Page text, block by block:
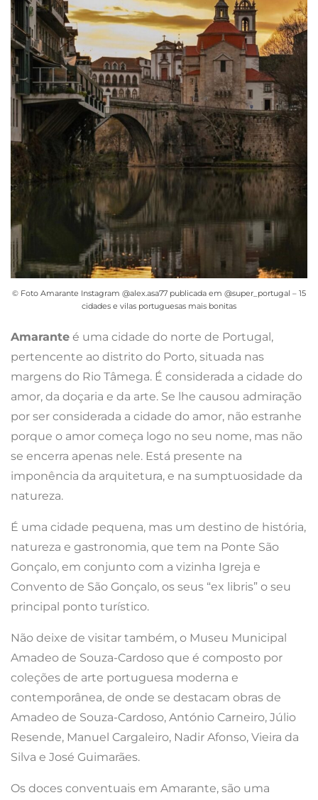
© Foto Amarante Instagram @alex.asa77 publicada em @super_portugal – 15
cidades e vilas portuguesas mais bonitas
Amarante é uma cidade do norte de Portugal,
pertencente ao distrito do Porto, situada nas
margens do Rio Tâmega. É considerada a cidade do
amor, da doçaria e da arte. Se lhe causou admiração
por ser considerada a cidade do amor, não estranhe
porque o amor começa logo no seu nome, mas não
se encerra apenas nele. Está presente na
imponência da arquitetura, e na sumptuosidade da
natureza.
É uma cidade pequena, mas um destino de história,
natureza e gastronomia, que tem na Ponte São
Gonçalo, em conjunto com a vizinha Igreja e
Convento de São Gonçalo, os seus “ex libris” o seu
principal ponto turístico.
Não deixe de visitar também, o Museu Municipal
Amadeo de Souza-Cardoso que é composto por
coleções de arte portuguesa moderna e
contemporânea, de onde se destacam obras de
Amadeo de Souza-Cardoso, António Carneiro, Júlio
Resende, Manuel Cargaleiro, Nadir Afonso, Vieira da
Silva e José Guimarães.
Os doces conventuais em Amarante, são uma